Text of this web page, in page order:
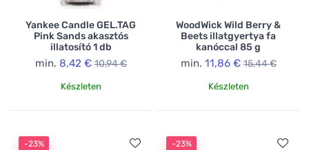
Yankee Candle GEL.TAG
Pink Sands akasztós
illatosító 1 db
min. 8,42 € 10,94 €
Készleten
WoodWick Wild Berry &
Beets illatgyertya fa
kanóccal 85 g
min. 11,86 € 15,44 €
Készleten
-23% -23%